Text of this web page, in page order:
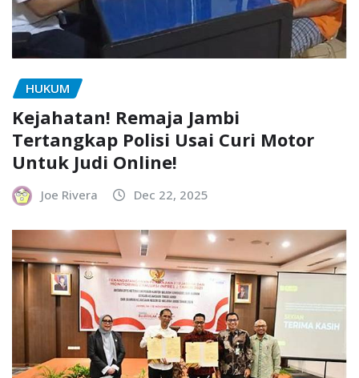
HUKUM
Kejahatan! Remaja Jambi
Tertangkap Polisi Usai Curi Motor
Untuk Judi Online!
Joe Rivera Dec 22, 2025